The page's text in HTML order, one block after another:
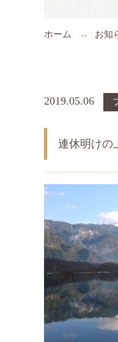
ホーム お知
2019.05.06
連休明けの